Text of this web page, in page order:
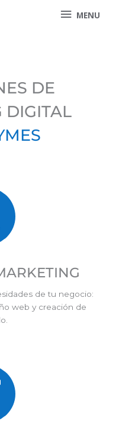
MENU
MENU
DE
DIGITAL
de tu negocio:
web y creación de
o